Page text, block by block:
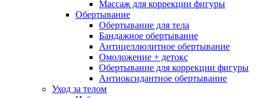
Массаж для коррекции фигуры
Обертывание
Обертывание для тела
Бандажное обертывание
Антицеллюлитное обертывание
Омоложение + детокс
Обертывание для коррекции фигуры
Антиоксидантное обертывание
Уход за телом